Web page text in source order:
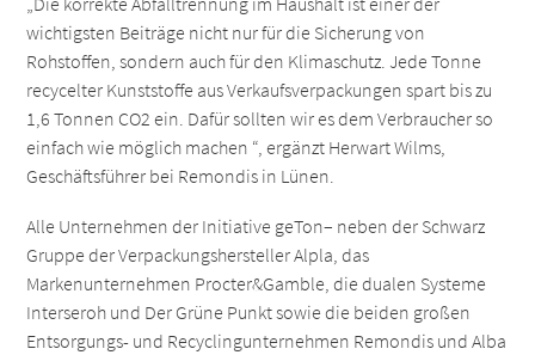
wichtigsten Beiträge nicht nur für die Sicherung von
Rohstoffen, sondern auch für den Klimaschutz. Jede Tonne
recycelter Kunststoffe aus Verkaufsverpackungen spart bis zu
1,6 Tonnen CO2 ein. Dafür sollten wir es dem Verbraucher so
einfach wie möglich machen “, ergänzt Herwart Wilms,
Geschäftsführer bei Remondis in Lünen.
Alle Unternehmen der Initiative geTon– neben der Schwarz
Gruppe der Verpackungshersteller Alpla, das
Markenunternehmen Procter&Gamble, die dualen Systeme
Interseroh und Der Grüne Punkt sowie die beiden großen
Entsorgungs- und Recyclingunternehmen Remondis und Alba